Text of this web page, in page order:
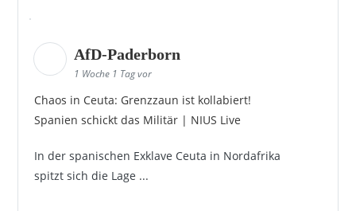
AfD-Paderborn
1 Woche 1 Tag vor
Chaos in Ceuta: Grenzzaun ist kollabiert!
Spanien schickt das Militär | NIUS Live
In der spanischen Exklave Ceuta in Nordafrika
spitzt sich die Lage ...